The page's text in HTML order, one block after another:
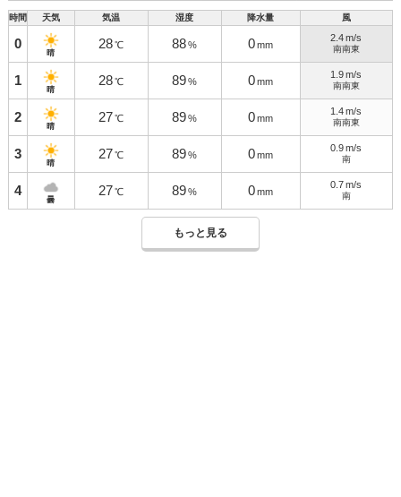
時間 天気 気温 湿度 降水量 風
0
晴
28 ℃ 88 % 0 mm
2.4 m/s
南南東
1
晴
28 ℃ 89 % 0 mm
1.9 m/s
南南東
2
晴
27 ℃ 89 % 0 mm
1.4 m/s
南南東
3
晴
27 ℃ 89 % 0 mm
0.9 m/s
南
4
曇
27 ℃ 89 % 0 mm
0.7 m/s
南
もっと見る